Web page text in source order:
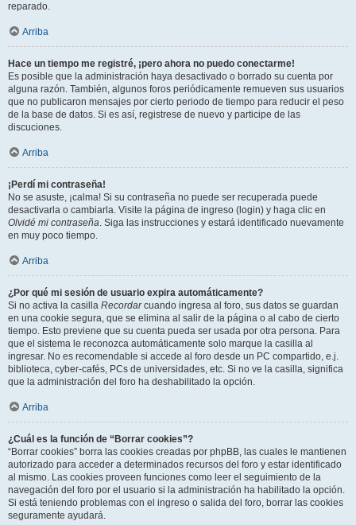
reparado.
Arriba
Hace un tiempo me registré, ¡pero ahora no puedo conectarme!
Es posible que la administración haya desactivado o borrado su cuenta por
alguna razón. También, algunos foros periódicamente remueven sus usuarios
que no publicaron mensajes por cierto periodo de tiempo para reducir el peso
de la base de datos. Si es así, registrese de nuevo y participe de las
discuciones.
Arriba
¡Perdí mi contraseña!
No se asuste, ¡calma! Si su contraseña no puede ser recuperada puede
desactivarla o cambiarla. Visite la página de ingreso (login) y haga clic en
Olvidé mi contraseña. Siga las instrucciones y estará identificado nuevamente
en muy poco tiempo.
Arriba
¿Por qué mi sesión de usuario expira automáticamente?
Si no activa la casilla Recordarcuando ingresa al foro, sus datos se guardan
en una cookie segura, que se elimina al salir de la página o al cabo de cierto
tiempo. Esto previene que su cuenta pueda ser usada por otra persona. Para
que el sistema le reconozca automáticamente solo marque la casilla al
ingresar. No es recomendable si accede al foro desde un PC compartido, e.j.
biblioteca, cyber-cafés, PCs de universidades, etc. Si no ve la casilla, significa
que la administración del foro ha deshabilitado la opción.
Arriba
¿Cuál es la función de “Borrar cookies”?
“Borrar cookies” borra las cookies creadas por phpBB, las cuales le mantienen
autorizado para acceder a determinados recursos del foro y estar identificado
al mismo. Las cookies proveen funciones como leer el seguimiento de la
navegación del foro por el usuario si la administración ha habilitado la opción.
Si está teniendo problemas con el ingreso o salida del foro, borrar las cookies
seguramente ayudará.